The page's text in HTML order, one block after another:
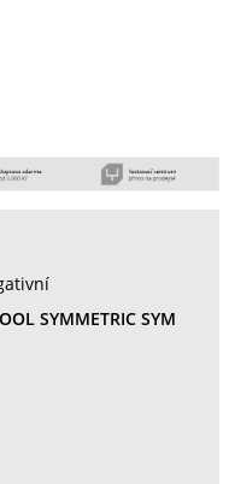
SYMMETRIC SYM